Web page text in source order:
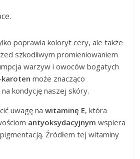
poprawia koloryt cery, ale także
szkodliwym promieniowaniem
warzyw i owoców bogatych
może znacząco
kondycję naszej skóry.
uwagę nawitaminę E, która
antyoksydacyjnym wspiera
Źródłem tej witaminy